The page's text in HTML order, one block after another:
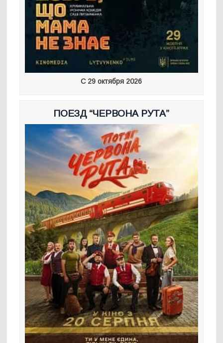
С 29 октября 2026
ПОЕЗД “ЧЕРВОНА РУТА”